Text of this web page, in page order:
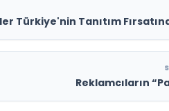
Türkiye'nin Tanıtım